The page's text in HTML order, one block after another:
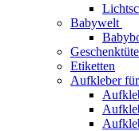
Babywelt
Etiketten
Aufkleber